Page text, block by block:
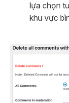
lựa chọn
khu vực